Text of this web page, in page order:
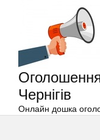
Чернігів
Онлайн дошка